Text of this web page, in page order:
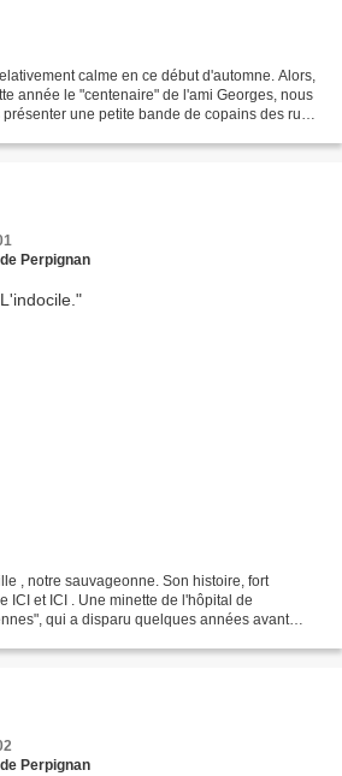
calme en ce début d'automne. Alors,
année le "centenaire" de l'ami Georges, nous
une petite bande de copains des rues
Perpignan
, notre sauvageonne. Son histoire, fort
ICI et ICI . Une minette de l'hôpital de
qui a disparu quelques années avant
Perpignan